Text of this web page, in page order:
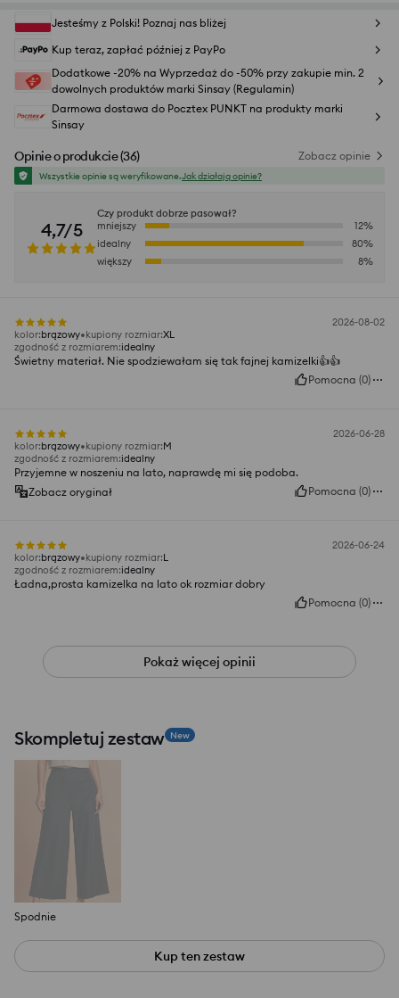
Jesteśmy z Polski! Poznaj nas bliżej
Kup teraz, zapłać później z PayPo
Dodatkowe -20% na Wyprzedaż do -50% przy zakupie min. 2
dowolnych produktów marki Sinsay (Regulamin)
Darmowa dostawa do Pocztex PUNKT na produkty marki
Sinsay
Opinie o produkcie(36) Zobacz opinie
Wszystkie opinie są weryfikowane.Jak działają opinie?
4,7/5
Czy produkt dobrze pasował?
mniejszy
12%
idealny
80%
większy
8%
2026-08-02
kolor:brązowy kupiony rozmiar:XL
zgodność z rozmiarem:idealny
Świetny materiał. Nie spodziewałam się tak fajnej kamizelki👍️👍️
Pomocna (0)
2026-06-28
kolor:brązowy kupiony rozmiar:M
zgodność z rozmiarem:idealny
Przyjemne w noszeniu na lato, naprawdę mi się podoba.
Zobacz oryginał
Pomocna (0)
2026-06-24
kolor:brązowy kupiony rozmiar:L
zgodność z rozmiarem:idealny
Ładna,prosta kamizelka na lato ok rozmiar dobry
Pomocna (0)
Pokaż więcej opinii
Skompletuj zestaw New
Spodnie
Kup ten zestaw